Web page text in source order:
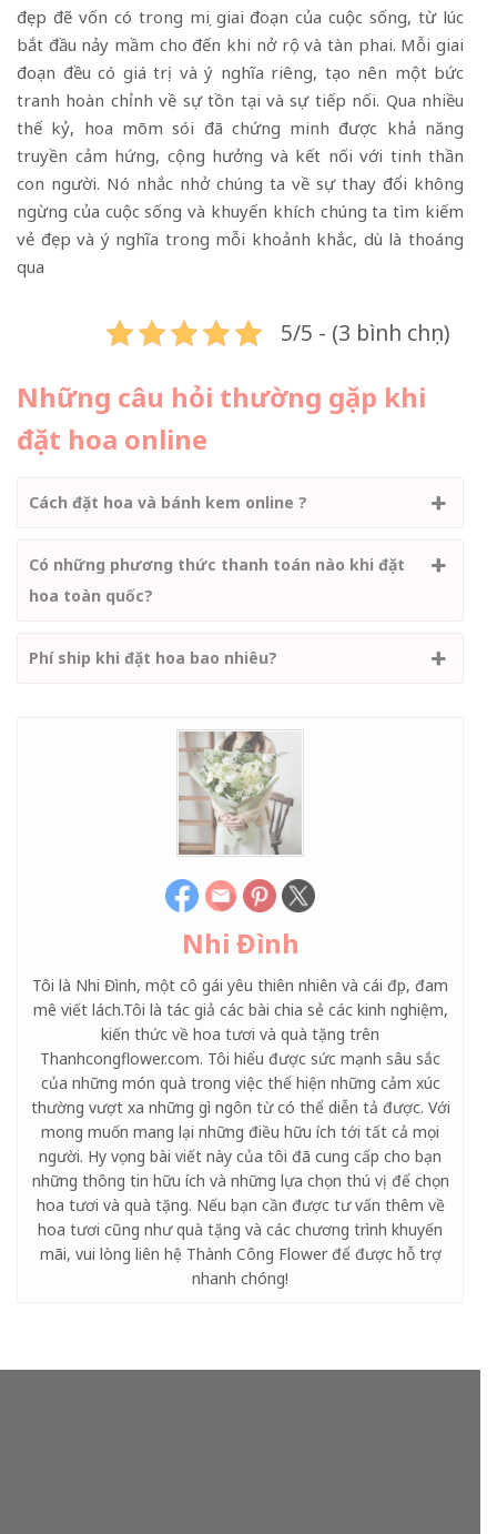
đẹp đẽ vốn có trong mọi giai đoạn của cuộc sống, từ lúc
bắt đầu nảy mầm cho đến khi nở rộ và tàn phai. Mỗi giai
đoạn đều có giá trị và ý nghĩa riêng, tạo nên một bức
tranh hoàn chỉnh về sự tồn tại và sự tiếp nối. Qua nhiều
thế kỷ, hoa mõm sói đã chứng minh được khả năng
truyền cảm hứng, cộng hưởng và kết nối với tinh thần
con người. Nó nhắc nhở chúng ta về sự thay đổi không
ngừng của cuộc sống và khuyến khích chúng ta tìm kiếm
vẻ đẹp và ý nghĩa trong mỗi khoảnh khắc, dù là thoáng
qua
5/5 - (3 bình chọn)
Những câu hỏi thường gặp khi
đặt hoa online
Cách đặt hoa và bánh kem online ?
Có những phương thức thanh toán nào khi đặt
hoa toàn quốc?
Phí ship khi đặt hoa bao nhiêu?
Nhi Đình
Tôi là Nhi Đình, một cô gái yêu thiên nhiên và cái đẹp, đam
mê viết lách.Tôi là tác giả các bài chia sẻ các kinh nghiệm,
kiến thức về hoa tươi và quà tặng trên
Thanhcongflower.com. Tôi hiểu được sức mạnh sâu sắc
của những món quà trong việc thể hiện những cảm xúc
thường vượt xa những gì ngôn từ có thể diễn tả được. Với
mong muốn mang lại những điều hữu ích tới tất cả mọi
người. Hy vọng bài viết này của tôi đã cung cấp cho bạn
những thông tin hữu ích và những lựa chọn thú vị để chọn
hoa tươi và quà tặng. Nếu bạn cần được tư vấn thêm về
hoa tươi cũng như quà tặng và các chương trình khuyến
mãi, vui lòng liên hệ Thành Công Flower để được hỗ trợ
nhanh chóng!